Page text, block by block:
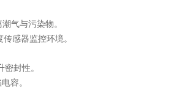
气与污染物。
感器监控环境。
封性。
容。